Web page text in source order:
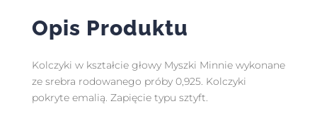
Opis Produktu
Kolczyki w kształcie głowy Myszki Minnie wykonane
ze srebra rodowanego próby 0,925. Kolczyki
pokryte emalią. Zapięcie typu sztyft.